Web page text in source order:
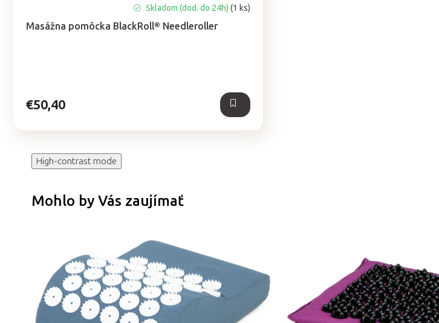
Masážna pomôcka BlackRoll® Needleroller
hodnotenie
produktu
Skladom (dod. do 24h)(1 ks)
€50,40
High-contrast mode
Mohlo by Vás zaujímať